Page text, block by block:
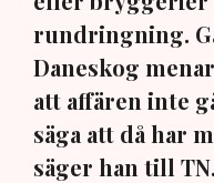
rundringning.
Daneskog
att affären inte
säga att då har
säger han till